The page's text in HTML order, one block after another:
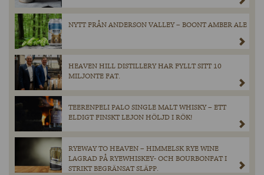
NYTT FRÅN ANDERSON VALLEY – BOONT AMBER ALE
HEAVEN HILL DISTILLERY HAR FYLLT SITT 10
MILJONTE FAT.
TEERENPELI PALO SINGLE MALT WHISKY – ETT
ELDIGT FINSKT LEJON HÖLJD I RÖK!
RYEWAY TO HEAVEN – HIMMELSK RYE WINE
LAGRAD PÅ RYEWHISKEY- OCH BOURBONFAT I
STRIKT BEGRÄNSAT SLÄPP.